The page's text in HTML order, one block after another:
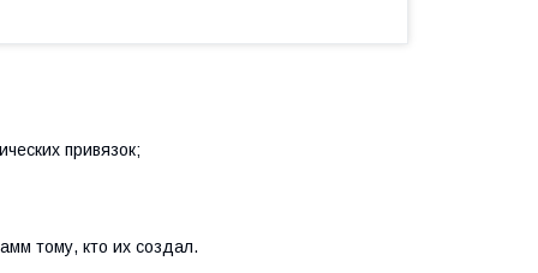
привязок;
тому, кто их создал.